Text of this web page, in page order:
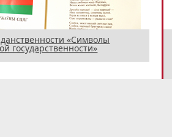
«Символы
государственности»